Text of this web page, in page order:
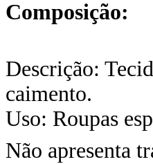
Composição:
Descrição:
caimento.
Uso: Roupas
Não apresenta